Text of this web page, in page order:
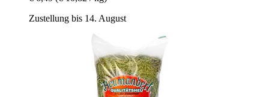
Zustellung bis 14. August